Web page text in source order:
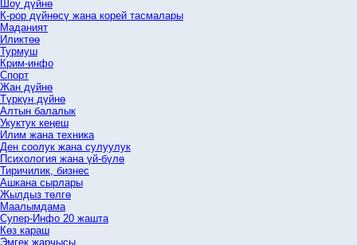
Шоу дүйнө
К-рор дүйнөсү жана корей тасмалары
Маданият
Иликтөө
Турмуш
Крим-инфо
Спорт
Жан дүйнө
Түркүн дүйнө
Алтын балалык
Укуктук кеӊеш
Илим жана техника
Ден соолук жана сулуулук
Психология жана үй-бүлө
Тиричилик, бизнес
Ашкана сырлары
Жылдыз төлгө
Маалымдама
Супер-Инфо 20 жашта
Көз караш
Эмгек жарчысы